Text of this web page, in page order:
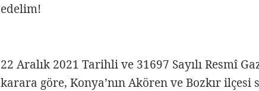
edelim!
22 Aralık 2021 Tarihli ve 31697 Sayılı Resmî
karara göre, Konya’nın Akören ve Bozkır ilçesi